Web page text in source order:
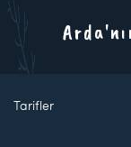
Tarifler